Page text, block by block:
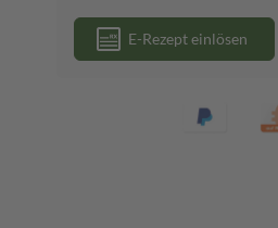
E-Rezept einlösen